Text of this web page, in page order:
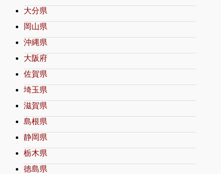
大分県
岡山県
沖縄県
大阪府
佐賀県
埼玉県
滋賀県
島根県
静岡県
栃木県
徳島県